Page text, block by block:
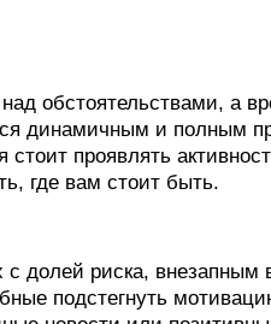
обстоятельствами, а
динамичным и полным
проявлять
где вам стоит быть.
с долей риска,
подстегнуть